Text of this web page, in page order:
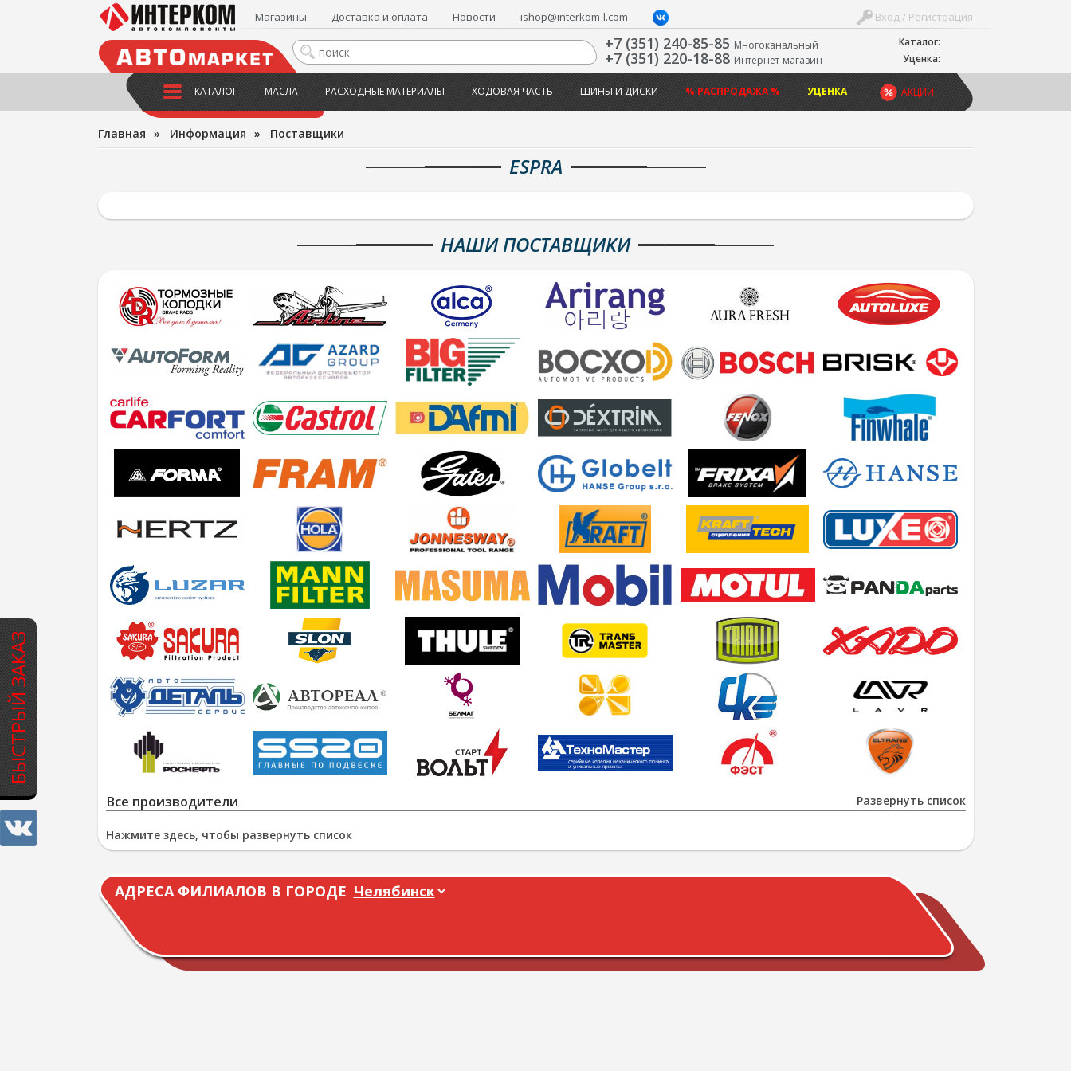
БЫСТРЫЙ ЗАКАЗ
Каталог:
Уценка:
Вход / Регистрация
Магазины Доставка и оплата Новости ishop@interkom-l.com
+7 (351) 240-85-85 Многоканальный
+7 (351) 220-18-88 Интернет-магазин
АКЦИИ
КАТАЛОГ МАСЛА РАСХОДНЫЕ МАТЕРИАЛЫ ХОДОВАЯ ЧАСТЬ ШИНЫ И ДИСКИ % РАСПРОДАЖА % УЦЕНКА
Главная » Информация » Поставщики
ESPRA
НАШИ ПОСТАВЩИКИ
Развернуть список
Все производители
Нажмите здесь, чтобы развернуть список
АДРЕСА ФИЛИАЛОВ В ГОРОДЕ